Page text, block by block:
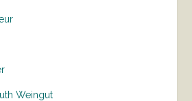
Weingut